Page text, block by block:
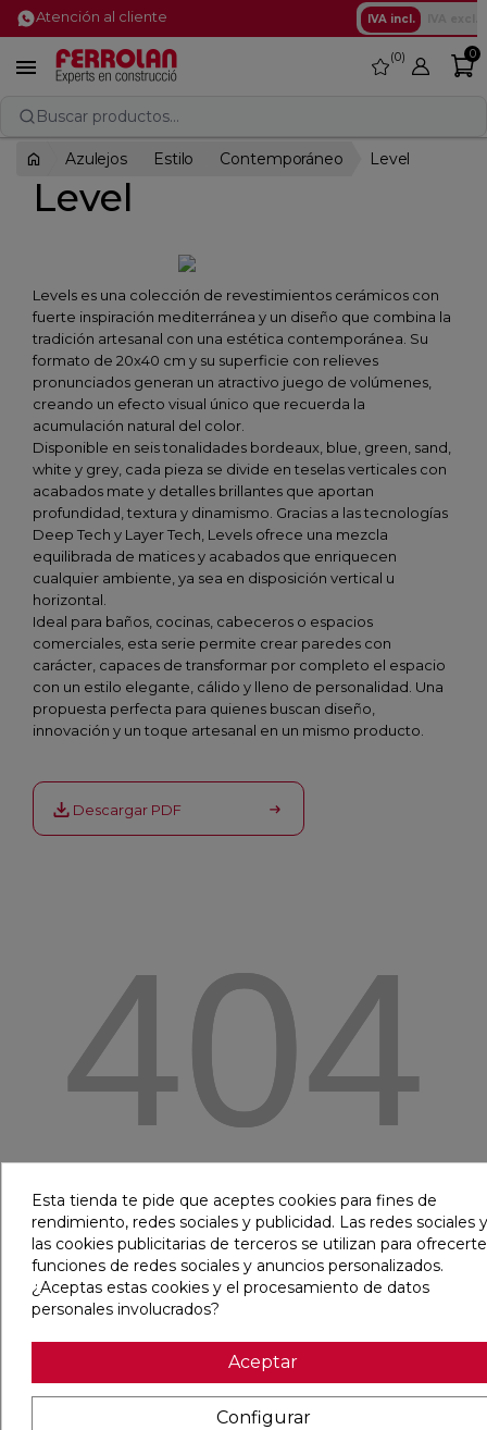
Atención al cliente IVA incl.
 favorite
0 0
Buscar productos...
Azulejos Estilo Contemporáneo Level
Level
Levels es una colección de revestimientos cerámicos con
fuerte inspiración mediterránea y un diseño que combina la
tradición artesanal con una estética contemporánea. Su
formato de 20x40 cm y su superficie con relieves
pronunciados generan un atractivo juego de volúmenes,
creando un efecto visual único que recuerda la
acumulación natural del color.
Disponible en seis tonalidades bordeaux, blue, green, sand,
white y grey, cada pieza se divide en teselas verticales con
acabados mate y detalles brillantes que aportan
profundidad, textura y dinamismo. Gracias a las tecnologías
Deep Tech y Layer Tech, Levels ofrece una mezcla
equilibrada de matices y acabados que enriquecen
cualquier ambiente, ya sea en disposición vertical u
horizontal.
Ideal para baños, cocinas, cabeceros o espacios
comerciales, esta serie permite crear paredes con
carácter, capaces de transformar por completo el espacio
con un estilo elegante, cálido y lleno de personalidad. Una
propuesta perfecta para quienes buscan diseño,
innovación y un toque artesanal en un mismo producto.
Descargar PDF
404
¡Ups! ¡Algo ha ido mal!
Pero seguro que puedes encontrar el producto
que estás buscando visitando nuestras tiendas o
navegando por nuestra página.
SEGUIR COMPRANDO
Esta tienda te pide que aceptes cookies para fines de
rendimiento, redes sociales y publicidad. Las redes sociales y
las cookies publicitarias de terceros se utilizan para ofrecerte
funciones de redes sociales y anuncios personalizados.
¿Aceptas estas cookies y el procesamiento de datos
personales involucrados?
Aceptar
Configurar